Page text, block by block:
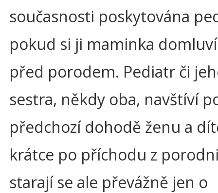
současnosti poskytována
pokud si ji maminka
před porodem. Pediatr či
sestra, někdy oba, navštíví
předchozí dohodě ženu a
krátce po příchodu z
starají se ale převážně jen o